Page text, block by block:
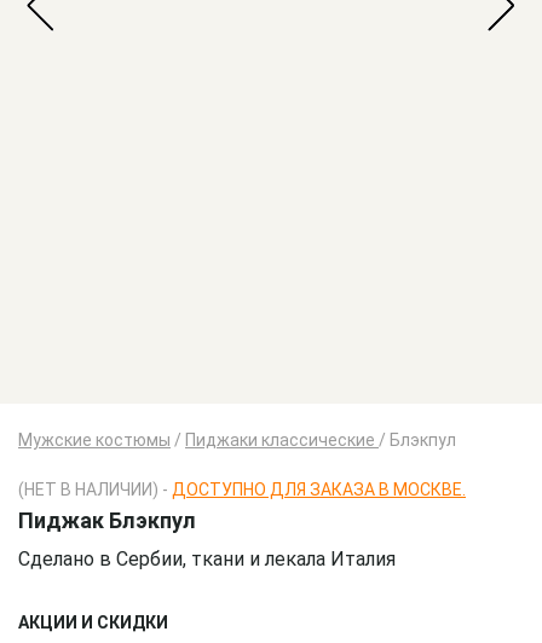
Мужские костюмы / Пиджаки классические / Блэкпул
(НЕТ В НАЛИЧИИ) - ДОСТУПНО ДЛЯ ЗАКАЗА В МОСКВЕ.
Пиджак Блэкпул
Сделано в Сербии, ткани и лекала Италия
АКЦИИ И СКИДКИ